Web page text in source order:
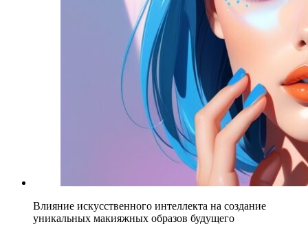
Влияние искусственного интеллекта на создание
уникальных макияжных образов будущего